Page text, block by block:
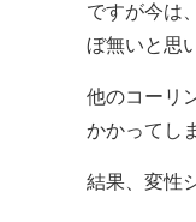
ですが今は
ぼ無いと思
他のコーリ
かかってし
結果、変性